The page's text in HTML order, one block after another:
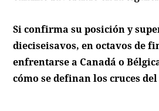
Si confirma su posición y
dieciseisavos, en octavos de
enfrentarse a Canadá o
cómo se definan los cruces